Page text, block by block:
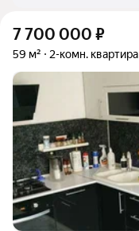
7 700 000 ₽
59 м² 2-комн. квартира